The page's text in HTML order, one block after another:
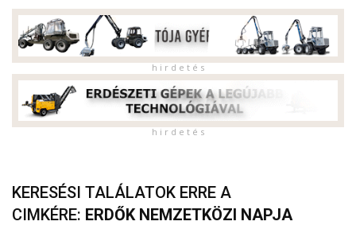
h i r d e t é s
h i r d e t é s
KERESÉSI TALÁLATOK ERRE A
CIMKÉRE: ERDŐK NEMZETKÖZI NAPJA